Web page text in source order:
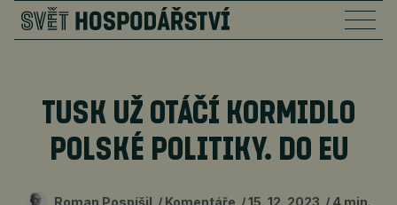
TUSK UŽ OTÁČÍ KORMIDLO
POLSKÉ POLITIKY. DO EU
Roman Pospíšil Komentáře 15. 12. 2023 4 min.